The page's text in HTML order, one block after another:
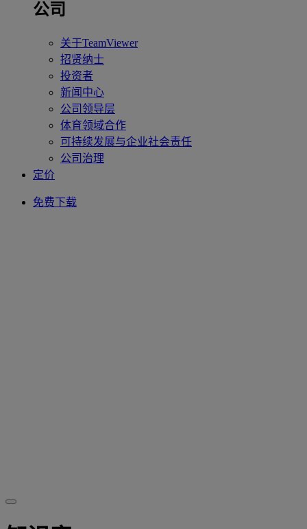
公司
关于TeamViewer
招贤纳士
投资者
新闻中心
公司领导层
体育领域合作
可持续发展与企业社会责任
公司治理
定价
免费下载